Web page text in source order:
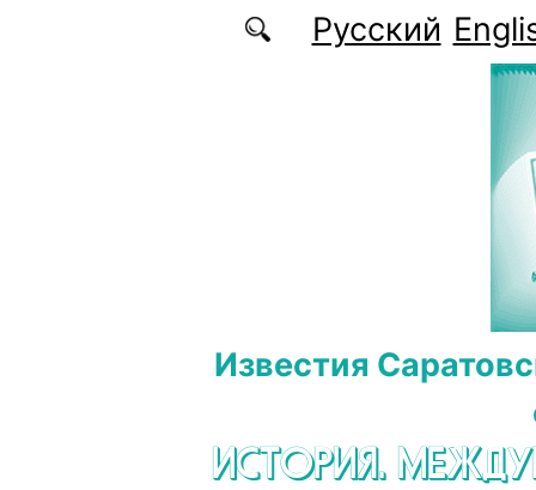
Перейти к основному содержаниюРусский
Известия
ИСТОРИЯ.